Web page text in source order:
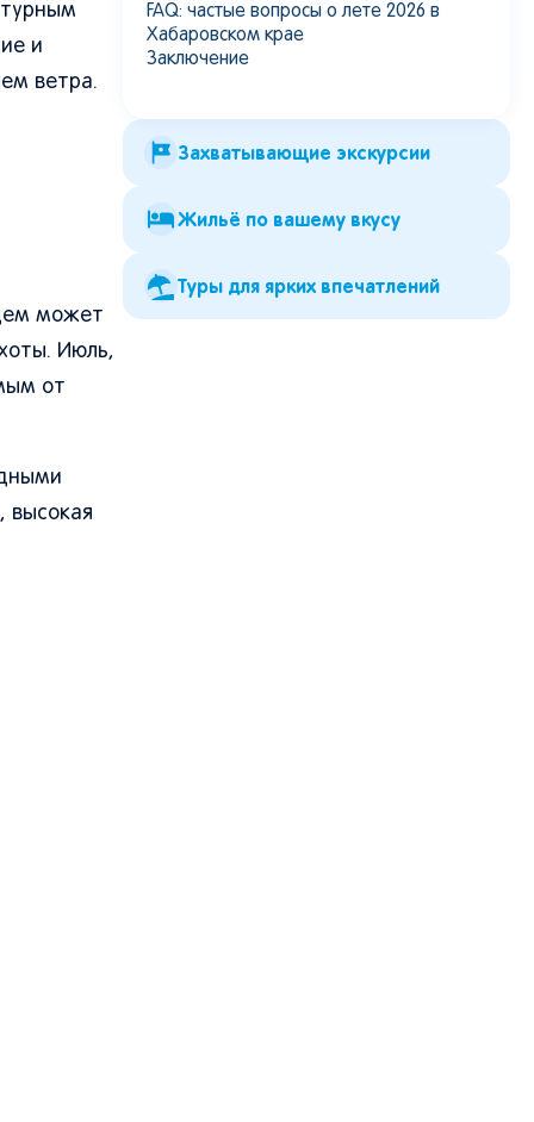
и
ветра.
может
Июль,
от
высокая
FAQ: частые вопросы о лете 2026 в
Хабаровском крае
Заключение
Захватывающие экскурсии
Жильё по вашему вкусу
Туры для ярких впечатлений